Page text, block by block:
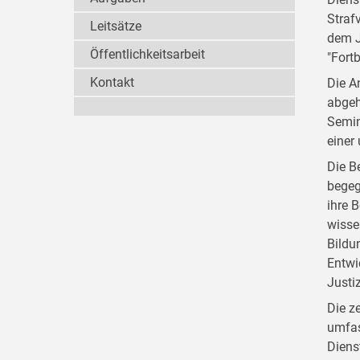
dem
Die
einer
Die
ihre
Die
Leitsätze
Öffentlichkeitsarbeit
Kontakt